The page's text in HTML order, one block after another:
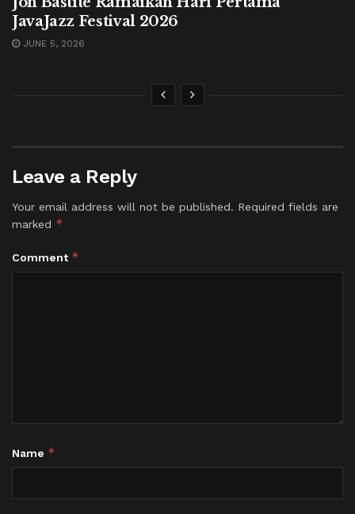
JavaJazz Festival 2026
JUNE 5, 2026
Leave a Reply
Your email address will not be published. Required fields are
marked *
Comment *
Name *